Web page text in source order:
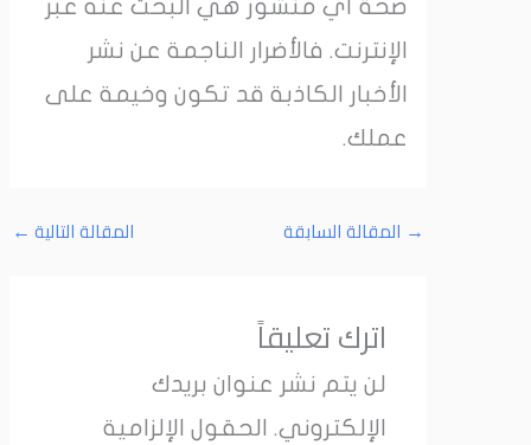
صحة أي منشور هي البحث عنه عبر
الإنترنت. فالأضرار الناجمة عن نشر
الأخبار الكاذبة قد تكون وخيمة على
عملك.
المقالة السابقة المقالة التالية←
اترك تعليقاً
لن يتم نشر عنوان بريدك
الإلكتروني. الحقول الإلزامية